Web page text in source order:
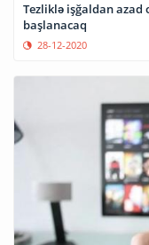
Tezliklə işğaldan
başlanacaq
28-12-2020